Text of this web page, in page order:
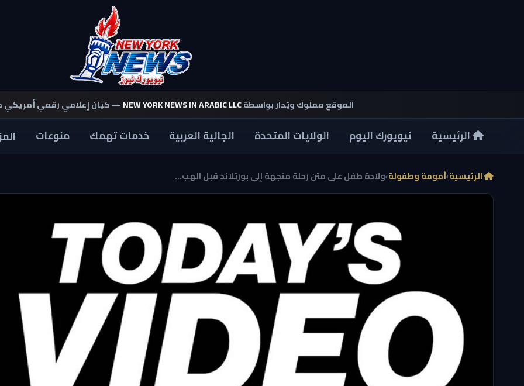
الموقع مملوك ويُدار بواسطةNEW YORK NEWS IN ARABIC LLC— كيان إعلامي رقمي
الرئيسية نيويورك اليوم الولايات المتحدة الجالية العربية خدمات تهمك منوعات
الرئيسية›أمومة وطفولة›ولادة طفل على متن رحلة متجهة إلى بورتلاند قبل الهب...